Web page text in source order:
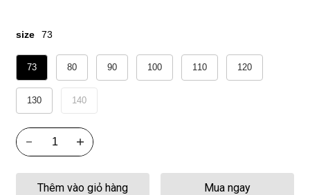
size 73
73 80 90 100 110 120
130 140
Mua ngay
Thêm vào giỏ hàng